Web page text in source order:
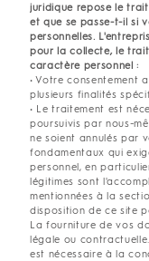
juridique repose le
et que se passe-t-il si
personnelles.
pour la collecte, le
caractère personnel :
• Votre consentement
plusieurs finalités
• Le traitement est
poursuivis par nous-
ne soient annulés par
fondamentaux qui
personnel, en
légitimes sont
mentionnées à la
disposition de ce site
La fourniture de vos
légale ou
est nécessaire à la